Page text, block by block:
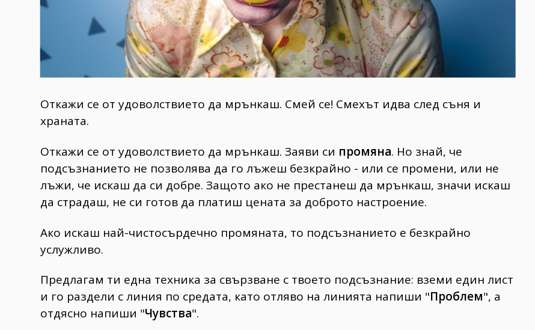
Откажи се от удоволствието да мрънкаш. Смей се! Смехът идва след съня и
храната.
Откажи се от удоволствието да мрънкаш. Заяви си промяна. Но знай, че
подсъзнанието не позволява да го лъжеш безкрайно - или се промени, или не
лъжи, че искаш да си добре. Защото ако не престанеш да мрънкаш, значи искаш
да страдаш, не си готов да платиш цената за доброто настроение.
Ако искаш най-чистосърдечно промяната, то подсъзнанието е безкрайно
услужливо.
Предлагам ти една техника за свързване с твоето подсъзнание: вземи един лист
и го раздели с линия по средата, като отляво на линията напиши "Проблем", а
отдясно напиши "Чувства".